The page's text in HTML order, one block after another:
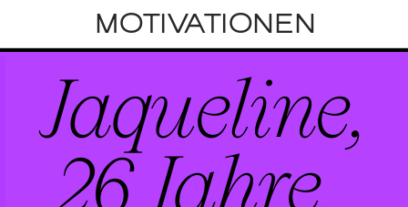
MOTIVATIONEN
Jaqueline,